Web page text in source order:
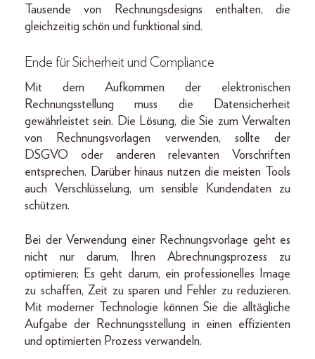
Tausende von Rechnungsdesigns enthalten, die
gleichzeitig schön und funktional sind.
Ende für Sicherheit und Compliance
Mit dem Aufkommen der elektronischen
Rechnungsstellung muss die Datensicherheit
gewährleistet sein. Die Lösung, die Sie zum Verwalten
von Rechnungsvorlagen verwenden, sollte der
DSGVO oder anderen relevanten Vorschriften
entsprechen. Darüber hinaus nutzen die meisten Tools
auch Verschlüsselung, um sensible Kundendaten zu
schützen.
Bei der Verwendung einer Rechnungsvorlage geht es
nicht nur darum, Ihren Abrechnungsprozess zu
optimieren; Es geht darum, ein professionelles Image
zu schaffen, Zeit zu sparen und Fehler zu reduzieren.
Mit moderner Technologie können Sie die alltägliche
Aufgabe der Rechnungsstellung in einen effizienten
und optimierten Prozess verwandeln.